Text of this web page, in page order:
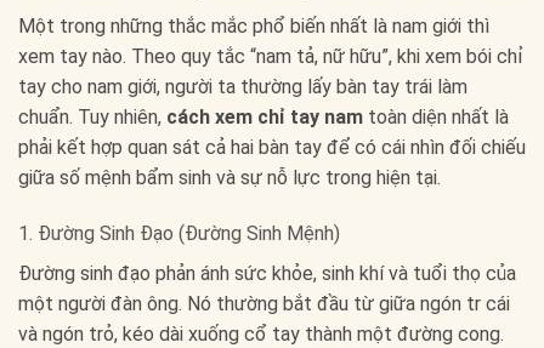
Một trong những thắc mắc phổ biến nhất là nam giới thì
xem tay nào. Theo quy tắc “nam tả, nữ hữu”, khi xem bói chỉ
tay cho nam giới, người ta thường lấy bàn tay trái làm
chuẩn. Tuy nhiên, cách xem chỉ tay nam toàn diện nhất là
phải kết hợp quan sát cả hai bàn tay để có cái nhìn đối chiếu
giữa số mệnh bẩm sinh và sự nỗ lực trong hiện tại.
1. Đường Sinh Đạo (Đường Sinh Mệnh)
Đường sinh đạo phản ánh sức khỏe, sinh khí và tuổi thọ của
một người đàn ông. Nó thường bắt đầu từ giữa ngón tr cái
và ngón trỏ, kéo dài xuống cổ tay thành một đường cong.